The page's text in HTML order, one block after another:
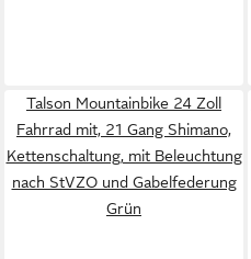
Talson Mountainbike 24 Zoll
Fahrrad mit, 21 Gang Shimano,
Kettenschaltung, mit Beleuchtung
nach StVZO und Gabelfederung
Grün